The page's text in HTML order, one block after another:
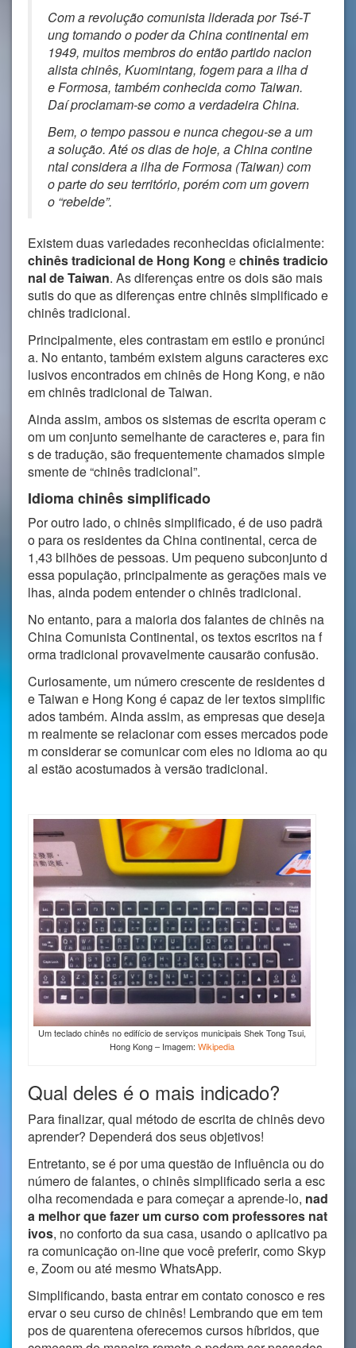
Com a revolução comunista liderada por Tsé-T
ung tomando o poder da China continental em
1949, muitos membros do então partido nacion
alista chinês, Kuomintang, fogem para a ilha d
e Formosa, também conhecida como Taiwan.
Daí proclamam-se como a verdadeira China.
Bem, o tempo passou e nunca chegou-se a um
a solução. Até os dias de hoje, a China contine
ntal considera a ilha de Formosa (Taiwan) com
o parte do seu território, porém com um govern
o “rebelde”.
Existem duas variedades reconhecidas oficialmente:
chinês tradicional de Hong Kong echinês tradicio
nal de Taiwan. As diferenças entre os dois são mais
sutis do que as diferenças entre chinês simplificado e
chinês tradicional.
Principalmente, eles contrastam em estilo e pronúnci
a. No entanto, também existem alguns caracteres exc
lusivos encontrados em chinês de Hong Kong, e não
em chinês tradicional de Taiwan.
Ainda assim, ambos os sistemas de escrita operam c
om um conjunto semelhante de caracteres e, para fin
s de tradução, são frequentemente chamados simple
smente de “chinês tradicional”.
Idioma chinês simplificado
Por outro lado, o chinês simplificado, é de uso padrã
o para os residentes da China continental, cerca de
1,43 bilhões de pessoas. Um pequeno subconjunto d
essa população, principalmente as gerações mais ve
lhas, ainda podem entender o chinês tradicional.
No entanto, para a maioria dos falantes de chinês na
China Comunista Continental, os textos escritos na f
orma tradicional provavelmente causarão confusão.
Curiosamente, um número crescente de residentes d
e Taiwan e Hong Kong é capaz de ler textos simplific
ados também. Ainda assim, as empresas que deseja
m realmente se relacionar com esses mercados pode
m considerar se comunicar com eles no idioma ao qu
al estão acostumados à versão tradicional.
Um teclado chinês no edifício de serviços municipais Shek Tong Tsui,
Hong Kong – Imagem: Wikipedia
Qual deles é o mais indicado?
Para finalizar, qual método de escrita de chinês devo
aprender? Dependerá dos seus objetivos!
Entretanto, se é por uma questão de influência ou do
número de falantes, o chinês simplificado seria a esc
olha recomendada e para começar a aprende-lo, nad
a melhor que fazer um curso com professores nat
ivos, no conforto da sua casa, usando o aplicativo pa
ra comunicação on-line que você preferir, como Skyp
e, Zoom ou até mesmo WhatsApp.
Simplificando, basta entrar em contato conosco e res
ervar o seu curso de chinês! Lembrando que em tem
pos de quarentena oferecemos cursos híbridos, que